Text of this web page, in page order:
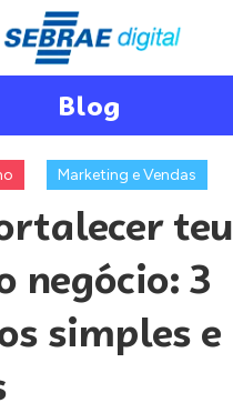
Blog
Marketing e Vendas
teu
negócio: 3
simples e